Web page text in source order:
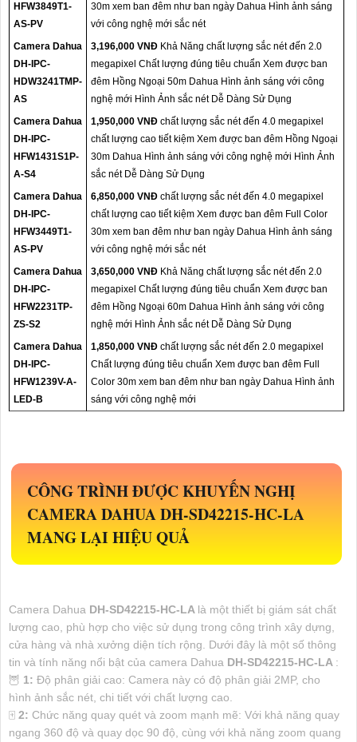
HFW3849T1-
AS-PV
30m xem ban đêm như ban ngày Dahua Hình ảnh sáng
với công nghệ mới sắc nét
Camera Dahua
DH-IPC-
HDW3241TMP-
AS
3,196,000 VNĐ Khả Năng chất lượng sắc nét đến 2.0
megapixel Chất lượng đúng tiêu chuẩn Xem được ban
đêm Hồng Ngoại 50m Dahua Hình ảnh sáng với công
nghệ mới Hình Ảnh sắc nét Dễ Dàng Sử Dụng
Camera Dahua
DH-IPC-
HFW1431S1P-
A-S4
1,950,000 VNĐ chất lượng sắc nét đến 4.0 megapixel
chất lượng cao tiết kiệm Xem được ban đêm Hồng Ngoại
30m Dahua Hình ảnh sáng với công nghệ mới Hình Ảnh
sắc nét Dễ Dàng Sử Dụng
Camera Dahua
DH-IPC-
HFW3449T1-
AS-PV
6,850,000 VNĐ chất lượng sắc nét đến 4.0 megapixel
chất lượng cao tiết kiệm Xem được ban đêm Full Color
30m xem ban đêm như ban ngày Dahua Hình ảnh sáng
với công nghệ mới sắc nét
Camera Dahua
DH-IPC-
HFW2231TP-
ZS-S2
3,650,000 VNĐ Khả Năng chất lượng sắc nét đến 2.0
megapixel Chất lượng đúng tiêu chuẩn Xem được ban
đêm Hồng Ngoại 60m Dahua Hình ảnh sáng với công
nghệ mới Hình Ảnh sắc nét Dễ Dàng Sử Dụng
Camera Dahua
DH-IPC-
HFW1239V-A-
LED-B
1,850,000 VNĐ chất lượng sắc nét đến 2.0 megapixel
Chất lượng đúng tiêu chuẩn Xem được ban đêm Full
Color 30m xem ban đêm như ban ngày Dahua Hình ảnh
sáng với công nghệ mới
CÔNG TRÌNH ĐƯỢC KHUYẾN NGHỊ
CAMERA DAHUADH-SD42215-HC-LA
MANG LẠI HIỆU QUẢ
Camera Dahua DH-SD42215-HC-LA là một thiết bị giám sát chất
lượng cao, phù hợp cho việc sử dụng trong công trình xây dựng,
cửa hàng và nhà xưởng diện tích rộng. Dưới đây là một số thông
tin và tính năng nổi bật của camera Dahua DH-SD42215-HC-LA :
🦉 1: Độ phân giải cao: Camera này có độ phân giải 2MP, cho
hình ảnh sắc nét, chi tiết với chất lượng cao.
🀄 2: Chức năng quay quét và zoom mạnh mẽ: Với khả năng quay
ngang 360 độ và quay dọc 90 độ, cùng với khả năng zoom quang